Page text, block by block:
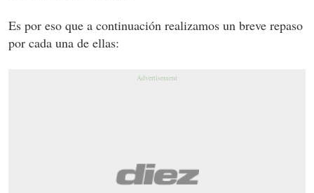
Es por eso que a continuación realizamos un breve repaso
por cada una de ellas: